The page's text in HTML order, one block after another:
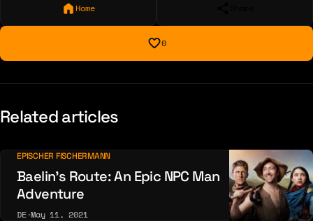
Home
0
Related articles
EPISCHER FISCHERMANN
Baelin’s Route: An Epic NPC Man
Adventure
DE·May 11, 2021